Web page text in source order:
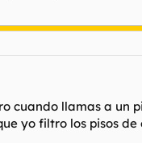
cuando llamas a un
yo filtro los pisos